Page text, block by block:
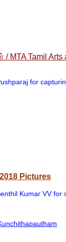
MTA Tamil Arts
for
Pictures
Kumar VV for